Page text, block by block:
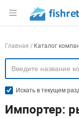
Раздел
Навигация
Главная Каталог
Искать в текущем
Импортер: